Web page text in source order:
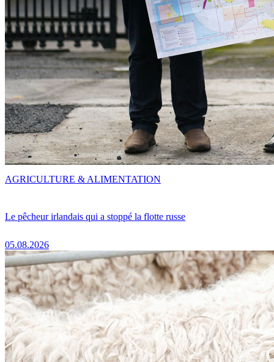
Le pêcheur irlandais qui a stoppé la flotte russe
05.08.2026
AGRICULTURE & ALIMENTATION